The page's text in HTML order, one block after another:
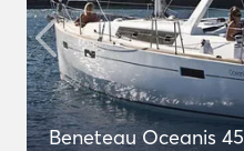
Beneteau Oceanis 45